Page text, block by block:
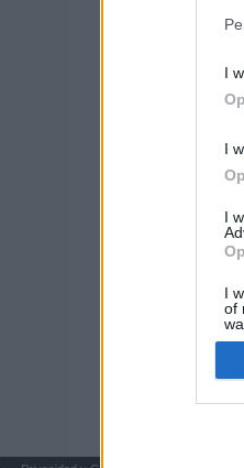
I
I
I
I
of
Ayuso
El
Ayuso
La
últimos
El PP
mientras
El
familias"